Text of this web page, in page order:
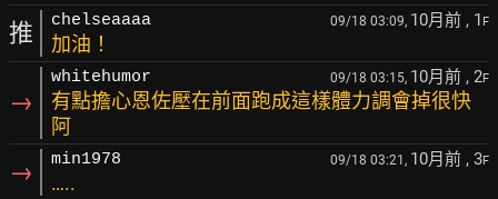
推 chelseaaaa 09/18 03:09, 10月前 , 1 F
加油！
→
whitehumor 09/18 03:15, 10月前 , 2F
有點擔心恩佐壓在前面跑成這樣體力調會掉很快
阿
→ min1978 09/18 03:21, 10月前 , 3F
…..